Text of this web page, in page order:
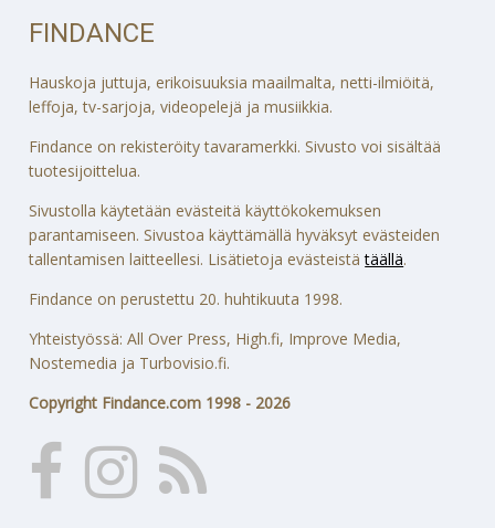
FINDANCE
Hauskoja juttuja, erikoisuuksia maailmalta, netti-ilmiöitä,
leffoja, tv-sarjoja, videopelejä ja musiikkia.
Findance on rekisteröity tavaramerkki. Sivusto voi sisältää
tuotesijoittelua.
Sivustolla käytetään evästeitä käyttökokemuksen
parantamiseen. Sivustoa käyttämällä hyväksyt evästeiden
tallentamisen laitteellesi. Lisätietoja evästeistätäällä.
Findance on perustettu 20. huhtikuuta 1998.
Yhteistyössä: All Over Press, High.fi, Improve Media,
Nostemedia ja Turbovisio.fi.
Copyright Findance.com 1998 - 2026